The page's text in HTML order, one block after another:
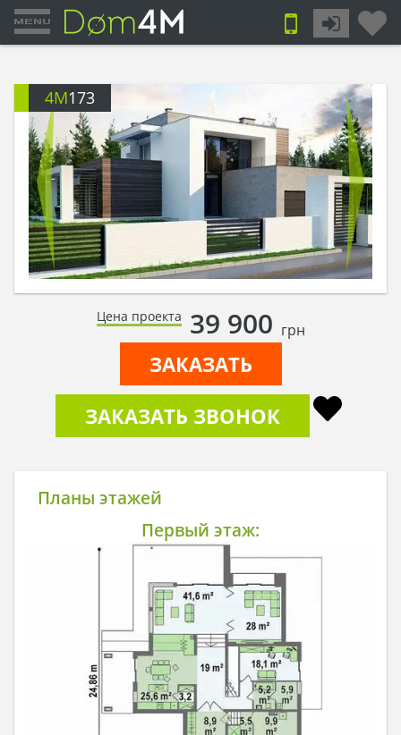
4M173
Цена проекта 39 900 грн
ЗАКАЗАТЬ
ЗАКАЗАТЬ ЗВОНОК
Планы этажей
Первый этаж: